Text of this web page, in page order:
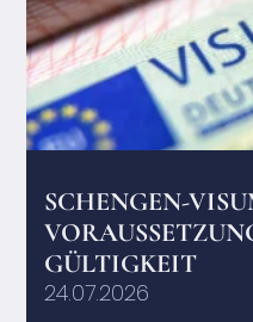
SCHENGEN-
GÜLTIGKEIT
24.07.2026